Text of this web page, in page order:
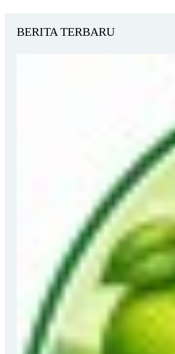
BERITA TERBARU